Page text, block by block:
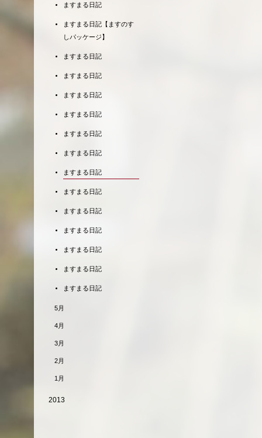
ますまる日記
ますまる日記【ますのす
しパッケージ】
ますまる日記
ますまる日記
ますまる日記
ますまる日記
ますまる日記
ますまる日記
ますまる日記
ますまる日記
ますまる日記
ますまる日記
ますまる日記
ますまる日記
ますまる日記
5月
4月
3月
2月
1月
2013